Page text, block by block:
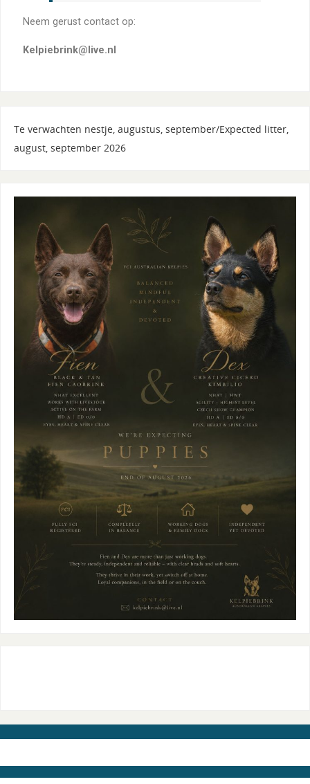
Neem gerust contact op:
Kelpiebrink@live.nl
Te verwachten nestje, augustus, september/Expected litter,
august, september 2026